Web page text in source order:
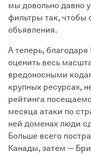
мы довольно давно
фильтры так, чтобы
объявления.
А теперь,
оценить весь
вредоносными
крупных ресурсах,
рейтинга
месяца атаки по
ней доменах люди
Больше всего
Канады, затем —